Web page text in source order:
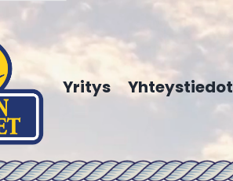
Yritys Yhteystiedot